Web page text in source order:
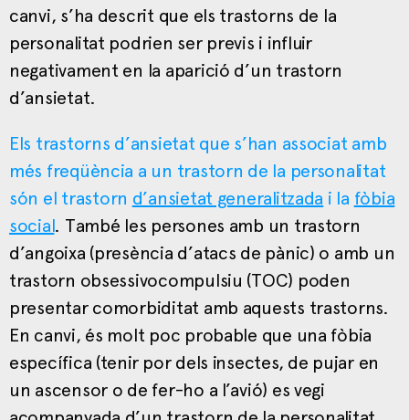
canvi, s’ha descrit que els trastorns de la
personalitat podrien ser previs i influir
negativament en la aparició d’un trastorn
d’ansietat.
Els trastorns d’ansietat que s’han associat amb
més freqüència a un trastorn de la personalitat
són el trastorn d’ansietat generalitzada i la fòbia
social. També les persones amb un trastorn
d’angoixa (presència d’atacs de pànic) o amb un
trastorn obsessivocompulsiu (TOC) poden
presentar comorbiditat amb aquests trastorns.
En canvi, és molt poc probable que una fòbia
específica (tenir por dels insectes, de pujar en
un ascensor o de fer-ho a l’avió) es vegi